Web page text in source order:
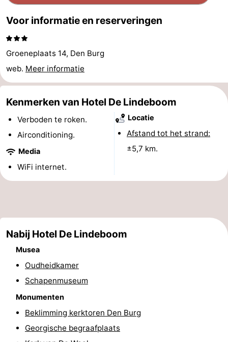
uitkijkpunten
Overnachten
-
Bosch
en
Zee
De
Vlijt
-
Hoeve
-
en
Strandhuys
-
breakfasts)
Hotels
Eibernest
Voor informatie en reserveringen
Groeneplaats 14, Den Burg
web. Meer informatie
Kenmerken van Hotel De Lindeboom
Verboden te roken.
Airconditioning.
Media
WiFi internet.
Locatie
Afstand tot het strand:
±5,7 km.
Nabij Hotel De Lindeboom
Musea
Oudheidkamer
Schapenmuseum
Monumenten
Beklimming kerktoren Den Burg
Georgische begraafplaats